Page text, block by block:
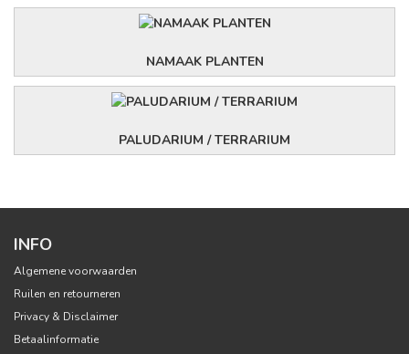
NAMAAK PLANTEN
PALUDARIUM / TERRARIUM
INFO
Algemene voorwaarden
Ruilen en retourneren
Privacy & Disclaimer
Betaalinformatie